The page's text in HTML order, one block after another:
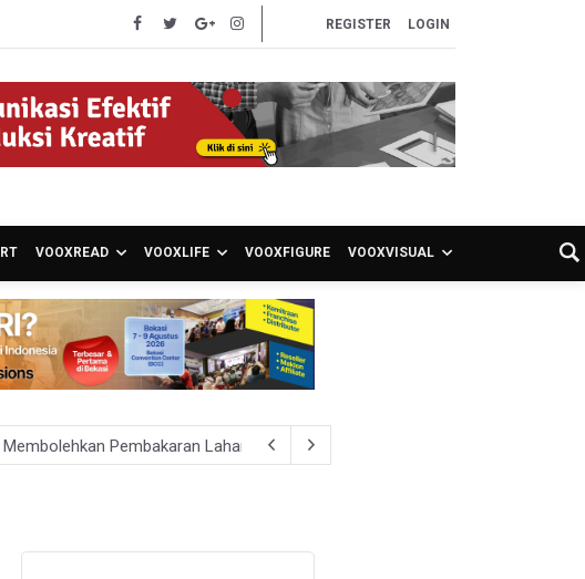
REGISTER LOGIN
VOOXREAD VOOXLIFE VOOXFIGURE VOOXVISUAL
Tahun 2027
Buktikan Pidana Asal
Terkait Kasus TPPU